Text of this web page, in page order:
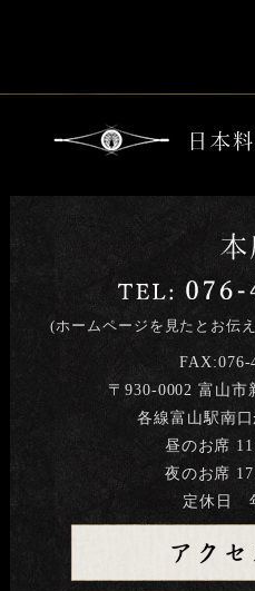
(ホームページを見たとお伝
FAX:076-
〒930-0002 富山市
各線富山駅南
昼のお席
夜のお席
定休日